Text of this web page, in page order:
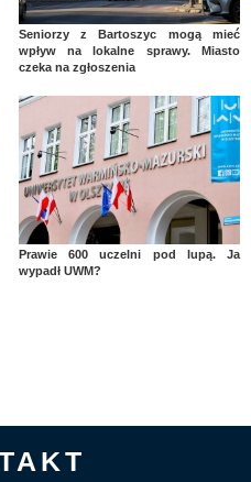
Seniorzy z Bartoszyc mogą mieć
wpływ na lokalne sprawy. Miasto
czeka na zgłoszenia
Prawie 600 uczelni pod lupą. Ja
wypadł UWM?